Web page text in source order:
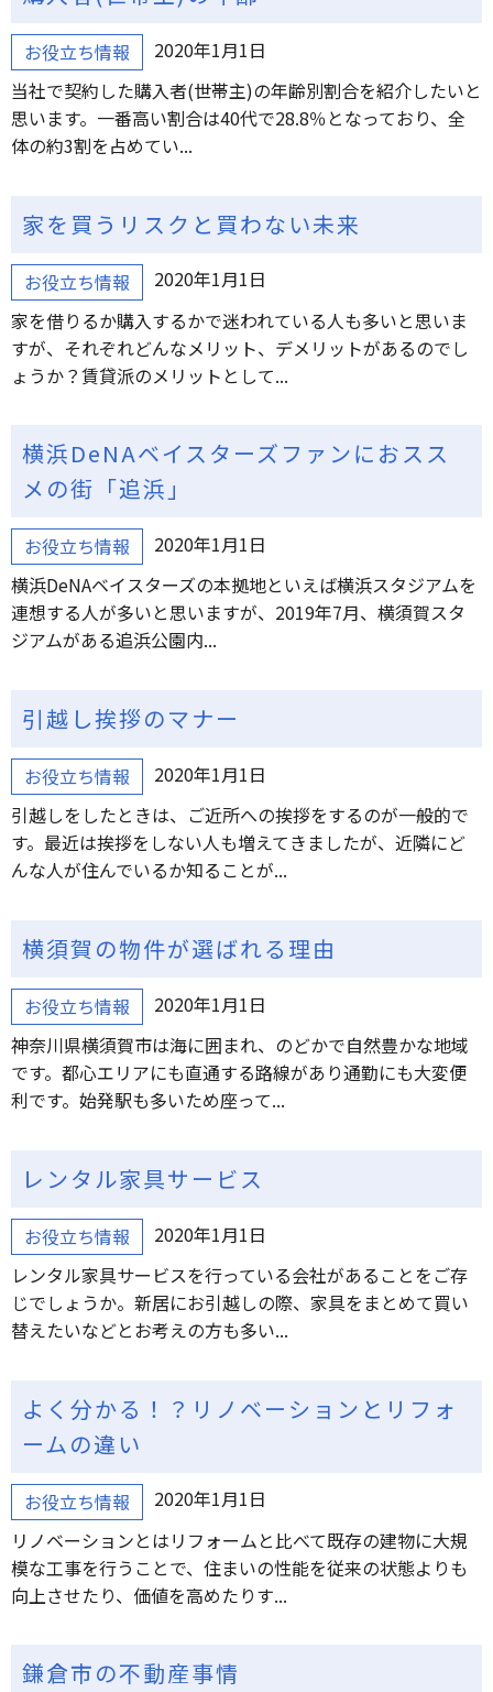
お役立ち情報
2020年1月1日
当社で契約した購入者(世帯主)の年齢別割合を紹介したいと
思います。一番高い割合は40代で28.8％となっており、全
体の約3割を占めてい...
家を買うリスクと買わない未来
お役立ち情報
2020年1月1日
家を借りるか購入するかで迷われている人も多いと思いま
すが、それぞれどんなメリット、デメリットがあるのでし
ょうか？賃貸派のメリットとして...
横浜DeNAベイスターズファンにおスス
メの街「追浜」
お役立ち情報
2020年1月1日
横浜DeNAベイスターズの本拠地といえば横浜スタジアムを
連想する人が多いと思いますが、2019年7月、横須賀スタ
ジアムがある追浜公園内...
引越し挨拶のマナー
お役立ち情報
2020年1月1日
引越しをしたときは、ご近所への挨拶をするのが一般的で
す。最近は挨拶をしない人も増えてきましたが、近隣にど
んな人が住んでいるか知ることが...
横須賀の物件が選ばれる理由
お役立ち情報
2020年1月1日
神奈川県横須賀市は海に囲まれ、のどかで自然豊かな地域
です。都心エリアにも直通する路線があり通勤にも大変便
利です。始発駅も多いため座って...
レンタル家具サービス
お役立ち情報
2020年1月1日
レンタル家具サービスを行っている会社があることをご存
じでしょうか。新居にお引越しの際、家具をまとめて買い
替えたいなどとお考えの方も多い...
よく分かる！？リノベーションとリフォ
ームの違い
お役立ち情報
2020年1月1日
リノベーションとはリフォームと比べて既存の建物に大規
模な工事を行うことで、住まいの性能を従来の状態よりも
向上させたり、価値を高めたりす...
鎌倉市の不動産事情